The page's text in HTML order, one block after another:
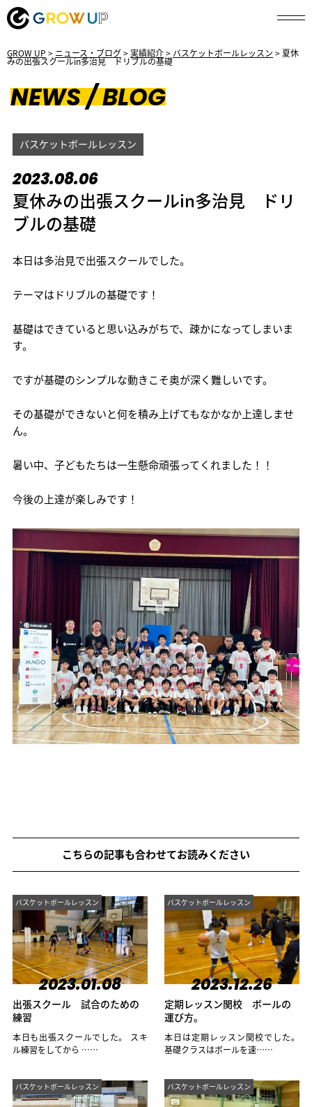
GROW UP > ニュース・ブログ>実績紹介> バスケットボールレッスン >夏休
みの出張スクールin多治見 ドリブルの基礎
NEWS / BLOG
バスケットボールレッスン
2023.08.06
夏休みの出張スクールin多治見 ドリ
ブルの基礎
本日は多治見で出張スクールでした。
テーマはドリブルの基礎です！
基礎はできていると思い込みがちで、疎かになってしまいま
す。
ですが基礎のシンプルな動きこそ奥が深く難しいです。
その基礎ができないと何を積み上げてもなかなか上達しませ
ん。
暑い中、子どもたちは一生懸命頑張ってくれました！！
今後の上達が楽しみです！
こちらの記事も合わせてお読みください
バスケットボールレッスン
2023.01.08
出張スクール 試合のための
練習
本日も出張スクールでした。 スキ
ル練習をしてから ……
バスケットボールレッスン
2023.12.26
定期レッスン関校 ボールの
運び方。
本日は定期レッスン関校でした。
基礎クラスはボールを速……
バスケットボールレッスン バスケットボールレッスン